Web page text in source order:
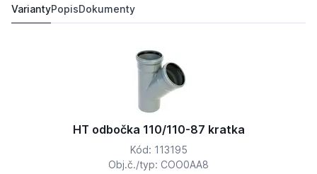
VariantyPopisDokumenty
HT odbočka 110/110-87 kratka
Kód: 113195
Obj.č./typ: COO0AA8